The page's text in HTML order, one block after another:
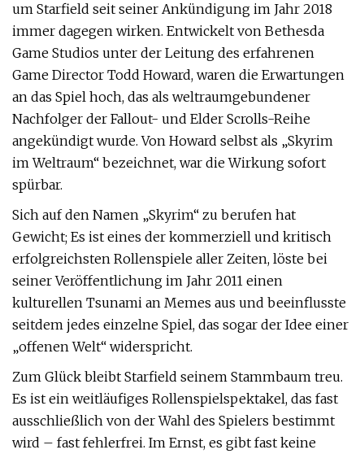
um Starfield seit seiner Ankündigung im Jahr 2018
immer dagegen wirken. Entwickelt von Bethesda
Game Studios unter der Leitung des erfahrenen
Game Director Todd Howard, waren die Erwartungen
an das Spiel hoch, das als weltraumgebundener
Nachfolger der Fallout- und Elder Scrolls-Reihe
angekündigt wurde. Von Howard selbst als „Skyrim
im Weltraum“ bezeichnet, war die Wirkung sofort
spürbar.
Sich auf den Namen „Skyrim“ zu berufen hat
Gewicht; Es ist eines der kommerziell und kritisch
erfolgreichsten Rollenspiele aller Zeiten, löste bei
seiner Veröffentlichung im Jahr 2011 einen
kulturellen Tsunami an Memes aus und beeinflusste
seitdem jedes einzelne Spiel, das sogar der Idee einer
„offenen Welt“ widerspricht.
Zum Glück bleibt Starfield seinem Stammbaum treu.
Es ist ein weitläufiges Rollenspielspektakel, das fast
ausschließlich von der Wahl des Spielers bestimmt
wird – fast fehlerfrei. Im Ernst, es gibt fast keine